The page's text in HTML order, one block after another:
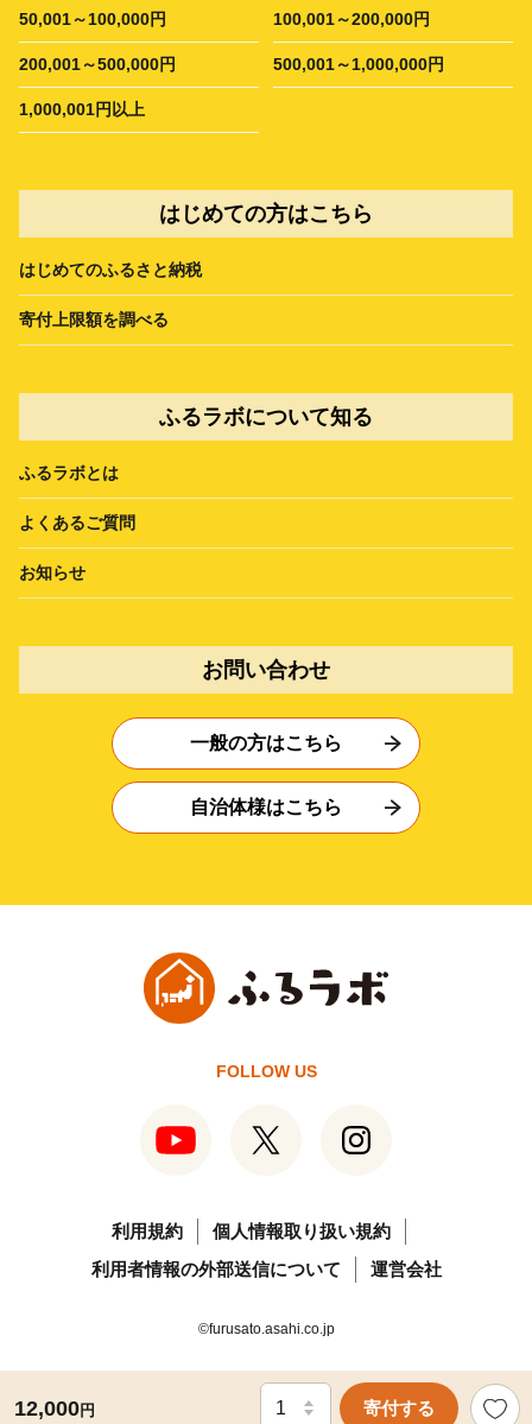
12,000円 寄付する
50,001～100,000円 100,001～200,000円
200,001～500,000円 500,001～1,000,000円
1,000,001円以上
はじめての方はこちら
はじめてのふるさと納税
寄付上限額を調べる
ふるラボについて知る
ふるラボとは
よくあるご質問
お知らせ
お問い合わせ
一般の方はこちら
自治体様はこちら
FOLLOW US
利用規約
個人情報取り扱い規約
利用者情報の外部送信について
運営会社
©furusato.asahi.co.jp